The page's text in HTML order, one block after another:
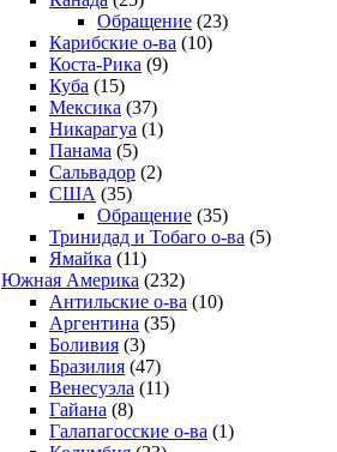
Обращение (23)
Карибские о-ва (10)
Коста-Рика (9)
Куба (15)
Мексика (37)
Никарагуа (1)
Панама (5)
Сальвадор (2)
США (35)
Обращение (35)
Тринидад и Тобаго о-ва (5)
Ямайка (11)
Южная Америка (232)
Антильские о-ва (10)
Аргентина (35)
Боливия (3)
Бразилия (47)
Венесуэла (11)
Гайана (8)
Галапагосские о-ва (1)